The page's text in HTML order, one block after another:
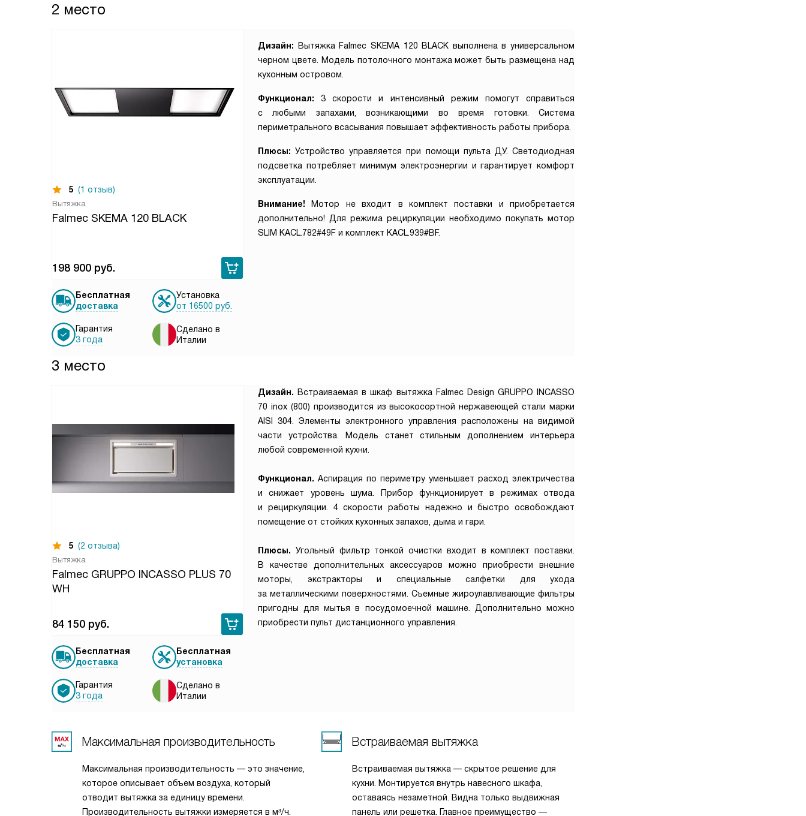
2 место
5 (1 отзыв)
Вытяжка
Falmec SKEMA 120 BLACK
198 900 руб.
Бесплатная
доставка
Установка
от 16500 руб.
Гарантия
3 года
Сделано в
Италии
Дизайн:
Вытяжка Falmec SKEMA 120 BLACK выполнена в универсальном
черном цвете. Модель потолочного монтажа может быть размещена над
кухонным островом.
Функционал:3 скорости и интенсивный режим помогут справиться
с любыми запахами, возникающими во время готовки. Система
периметрального всасывания повышает эффективность работы прибора.
Плюсы:Устройство управляется при помощи пульта ДУ. Светодиодная
подсветка потребляет минимум электроэнергии и гарантирует комфорт
эксплуатации.
Внимание!
Мотор не входит в комплект поставки и приобретается
дополнительно! Для режима рециркуляции необходимо покупать мотор
SLIM KACL.782#49F и комплект KACL.939#BF.
3 место
5 (2 отзыва)
Вытяжка
Falmec GRUPPO INCASSO PLUS 70
WH
84 150 руб.
Бесплатная
доставка
Бесплатная
установка
Гарантия
3 года
Сделано в
Италии
Дизайн. Встраиваемая в шкаф вытяжка Falmec Design GRUPPO INCASSO
70 inox (800) производится из высокосортной нержавеющей стали марки
AISI 304. Элементы электронного управления расположены на видимой
части устройства. Модель станет стильным дополнением интерьера
любой современной кухни.
Функционал. Аспирация по периметру уменьшает расход электричества
и снижает уровень шума. Прибор функционирует в режимах отвода
и рециркуляции. 4 скорости работы надежно и быстро освобождают
помещение от стойких кухонных запахов, дыма и гари.
Плюсы. Угольный фильтр тонкой очистки входит в комплект поставки.
В качестве дополнительных аксессуаров можно приобрести внешние
моторы, экстракторы и специальные салфетки для ухода
за металлическими поверхностями. Съемные жироулавливающие фильтры
пригодны для мытья в посудомоечной машине. Дополнительно можно
приобрести пульт дистанционного управления.
Максимальная производительность
Максимальная производительность — это значение,
которое описывает объем воздуха, который
отводит вытяжка за единицу времени.
Производительность вытяжки измеряется в м³/ч.
Встраиваемая вытяжка
Встраиваемая вытяжка — скрытое решение для
кухни. Монтируется внутрь навесного шкафа,
оставаясь незаметной. Видна только выдвижная
панель или решетка. Главное преимущество —